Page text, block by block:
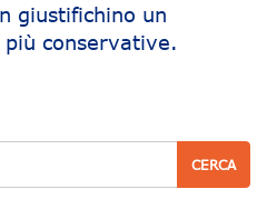
giustifichino un
conservative.